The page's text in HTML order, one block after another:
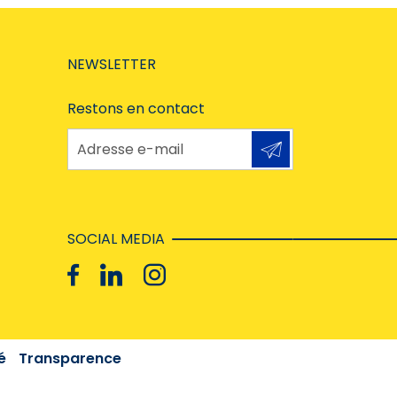
NEWSLETTER
Restons en contact
Adresse e-mail
SOCIAL MEDIA
Transparence